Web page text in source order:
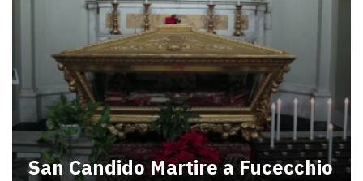
San Candido Martire a Fucecchio